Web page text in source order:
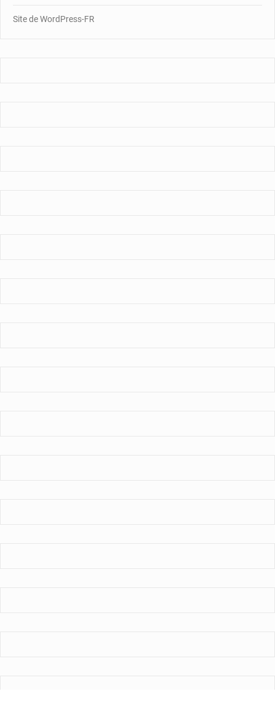
Site de WordPress-FR